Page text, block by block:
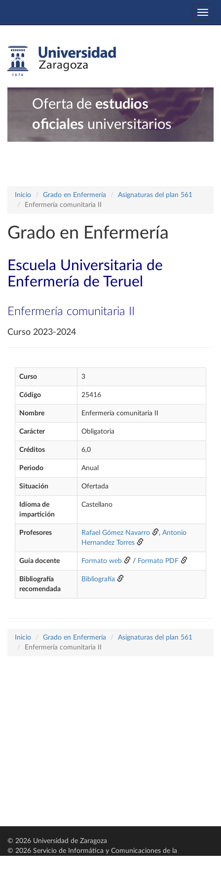
Oferta de estudios
oficiales universitarios
Inicio Grado en Enfermería
Asignaturas del plan 561
Enfermería comunitaria II
Grado en Enfermería
Escuela Universitaria de
Enfermería de Teruel
Enfermería comunitaria II
Curso 2023-2024
Curso 3
Código 25416
Nombre Enfermería comunitaria II
Carácter Obligatoria
Créditos 6,0
Periodo Anual
Situación Ofertada
Idioma de
impartición
Castellano
Profesores Rafael Gómez Navarro , Antonio
Hernandez Torres
Guía docente Formato web / Formato PDF
Bibliografía
recomendada
Bibliografía
Inicio Grado en Enfermería
Asignaturas del plan 561
Enfermería comunitaria II
© 2026 Universidad de Zaragoza
© 2026 Servicio de Informática y Comunicaciones de la